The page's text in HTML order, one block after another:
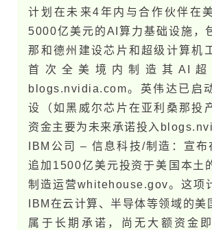
计划在未​来4年内与合作伙伴在
5000亿美元的AI算力基础设施，
那和德州建设芯片和超级计算机
首次全美境内制造其AI超
blogs.nvidia.com。英伟达已启
设（如黑威尔芯片在亚利桑那投
资金主要为未​来承诺投入​
IBM公司 – 信息科技/制造：宣布
追加1500亿美元投资于美​国本土
制造运营​whitehouse.g​o​v。这项
IBM在云计算、半导体等领域的美​
属于长期承诺，尚无大额资金